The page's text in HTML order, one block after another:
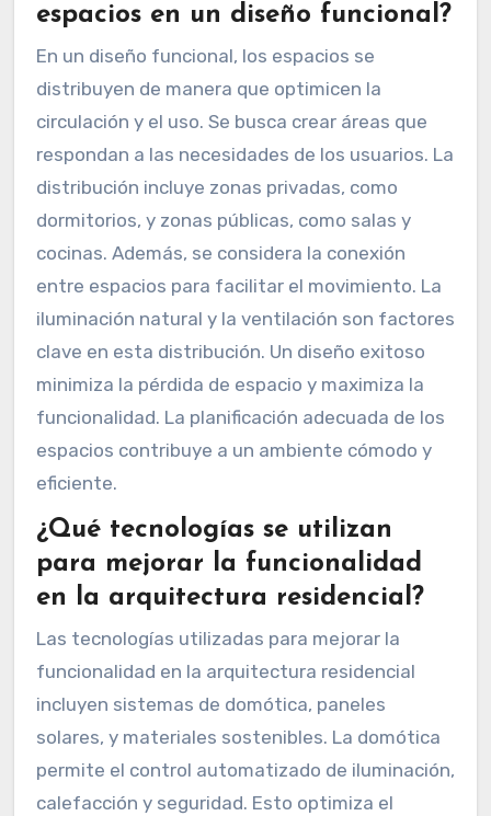
espacios en un diseño funcional?
En un diseño funcional, los espacios se
distribuyen de manera que optimicen la
circulación y el uso. Se busca crear áreas que
respondan a las necesidades de los usuarios. La
distribución incluye zonas privadas, como
dormitorios, y zonas públicas, como salas y
cocinas. Además, se considera la conexión
entre espacios para facilitar el movimiento. La
iluminación natural y la ventilación son factores
clave en esta distribución. Un diseño exitoso
minimiza la pérdida de espacio y maximiza la
funcionalidad. La planificación adecuada de los
espacios contribuye a un ambiente cómodo y
eficiente.
¿Qué tecnologías se utilizan
para mejorar la funcionalidad
en la arquitectura residencial?
Las tecnologías utilizadas para mejorar la
funcionalidad en la arquitectura residencial
incluyen sistemas de domótica, paneles
solares, y materiales sostenibles. La domótica
permite el control automatizado de iluminación,
calefacción y seguridad. Esto optimiza el